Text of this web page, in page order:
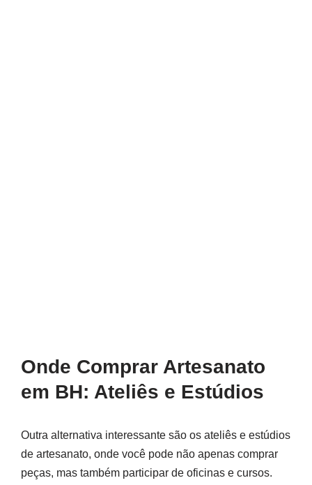
Onde Comprar Artesanato
em BH: Ateliês e Estúdios
Outra alternativa interessante são os ateliês e estúdios
de artesanato, onde você pode não apenas comprar
peças, mas também participar de oficinas e cursos.